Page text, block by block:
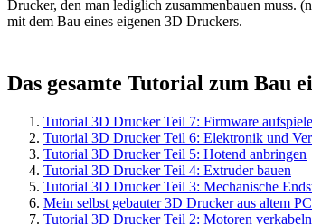
Drucker, den man lediglich zusammenbauen muss.
mit dem Bau eines eigenen 3D Druckers.
Das gesamte Tutorial zum Bau
Tutorial 3D Drucker Teil 7: Firmware
Tutorial 3D Drucker Teil 6: Elektronik und
Tutorial 3D Drucker Teil 5: Hotend anbringen
Tutorial 3D Drucker Teil 4: Extruder bauen
Tutorial 3D Drucker Teil 3: Mechanische
Mein selbst gebauter 3D Drucker aus altem
Tutorial 3D Drucker Teil 2: Motoren verkabeln